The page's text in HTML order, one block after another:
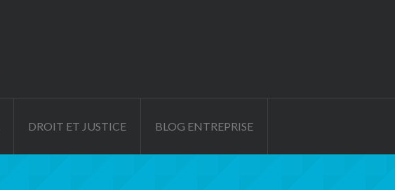
DROIT ET JUSTICE BLOG ENTREPRISE